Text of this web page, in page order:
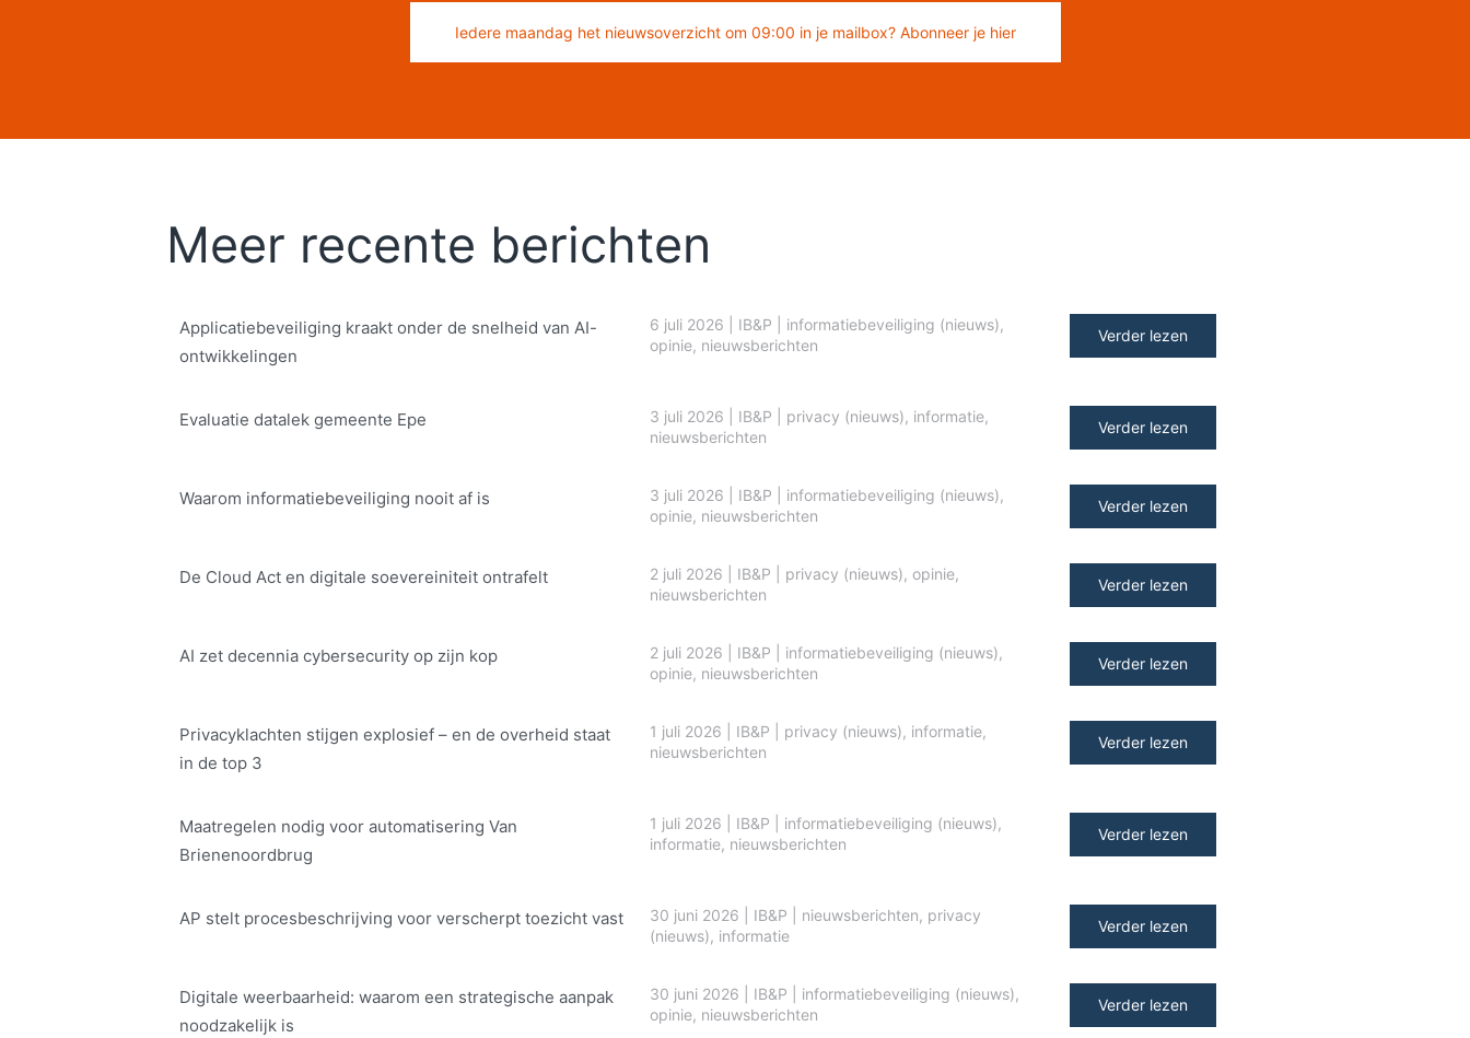
Iedere maandag het nieuwsoverzicht om 09:00 in je mailbox? Abonneer je hier
Meer recente berichten
Applicatiebeveiliging kraakt onder de snelheid van AI-
ontwikkelingen
6 juli 2026 IB&P informatiebeveiliging (nieuws),
opinie, nieuwsberichten
Verder lezen
Evaluatie datalek gemeente Epe 3 juli 2026 IB&P privacy (nieuws), informatie,
nieuwsberichten
Verder lezen
Waarom informatiebeveiliging nooit af is 3 juli 2026 IB&P informatiebeveiliging (nieuws),
opinie, nieuwsberichten
Verder lezen
De Cloud Act en digitale soe­ve­rei­ni­teit ontrafelt 2 juli 2026 IB&P privacy (nieuws), opinie,
nieuwsberichten
Verder lezen
AI zet decennia cybersecurity op zijn kop 2 juli 2026 IB&P informatiebeveiliging (nieuws),
opinie, nieuwsberichten
Verder lezen
Privacyklachten stijgen explosief – en de overheid staat
in de top 3
1 juli 2026 IB&P privacy (nieuws), informatie,
nieuwsberichten
Verder lezen
Maatregelen nodig voor automatisering Van
Brienenoordbrug
1 juli 2026 IB&P informatiebeveiliging (nieuws),
informatie, nieuwsberichten
Verder lezen
AP stelt procesbeschrijving voor verscherpt toezicht vast 30 juni 2026 IB&P nieuwsberichten, privacy
(nieuws), informatie
Verder lezen
Digitale weerbaarheid: waarom een strategische aanpak
noodzakelijk is
30 juni 2026 IB&P informatiebeveiliging (nieuws),
opinie, nieuwsberichten
Verder lezen